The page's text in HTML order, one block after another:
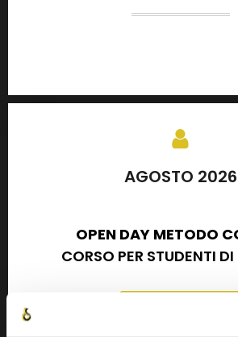
AGOSTO 2026
OPEN DAY METODO
CORSO PER STUDENTI